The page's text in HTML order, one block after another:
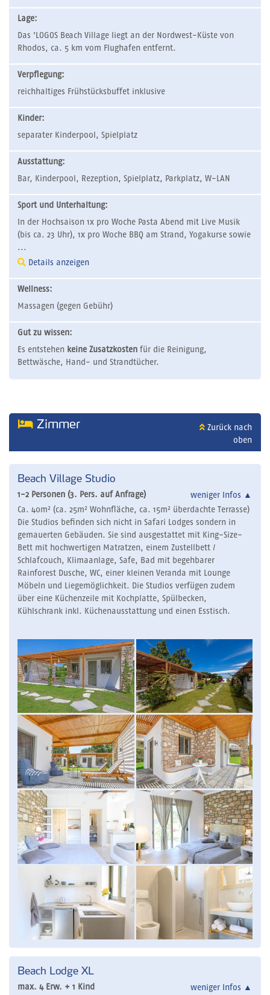
Lage:
Das 'LOGOS Beach Village liegt an der Nordwest-Küste von
Rhodos, ca. 5 km vom Flughafen entfernt.
Verpflegung:
reichhaltiges Frühstücksbuffet inklusive
Kinder:
separater Kinderpool, Spielplatz
Ausstattung:
Bar, Kinderpool, Rezeption, Spielplatz, Parkplatz, W-LAN
Sport und Unterhaltung:
In der Hochsaison 1x pro Woche Pasta Abend mit Live Musik
(bis ca. 23 Uhr), 1x pro Woche BBQ am Strand, Yogakurse sowie
...
Details anzeigen
Wellness:
Massagen (gegen Gebühr)
Gut zu wissen:
Es entstehen keine Zusatzkosten für die Reinigung,
Bettwäsche, Hand- und Strandtücher.
Zimmer
Zurück nach
oben
Beach Village Studio
1-2 Personen (3. Pers. auf Anfrage) weniger Infos ▲
Ca. 40m² (ca. 25m² Wohnfläche, ca. 15m² überdachte Terrasse)
Die Studios befinden sich nicht in Safari Lodges sondern in
gemauerten Gebäuden. Sie sind ausgestattet mit King-Size-
Bett mit hochwertigen Matratzen, einem Zustellbett /
Schlafcouch, Klimaanlage, Safe, Bad mit begehbarer
Rainforest Dusche, WC, einer kleinen Veranda mit Lounge
Möbeln und Liegemöglichkeit. Die Studios verfügen zudem
über eine Küchenzeile mit Kochplatte, Spülbecken,
Kühlschrank inkl. Küchenausstattung und einen Esstisch.
Beach Lodge XL
max. 4 Erw. + 1 Kind weniger Infos ▲